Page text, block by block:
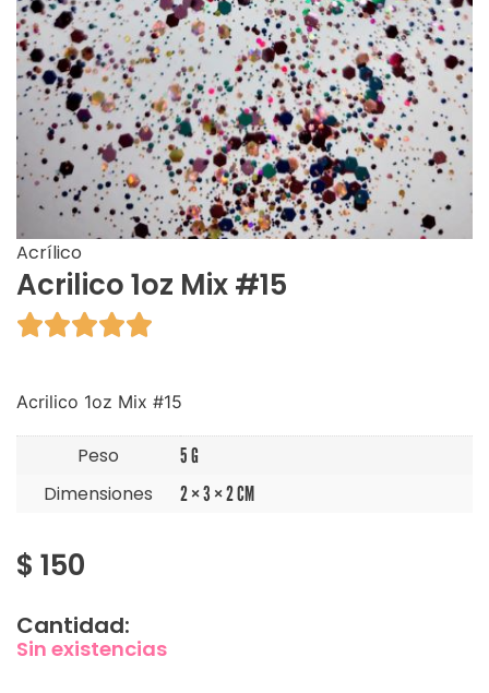
Acrílico
Acrilico 1oz Mix #15

Acrilico 1oz Mix #15
Peso 5 G
Dimensiones 2 × 3 × 2 CM
$ 150
Cantidad:
Sin existencias